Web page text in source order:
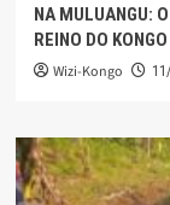
NA MULUANGU:
REINO DO KONGO
Wizi-Kongo